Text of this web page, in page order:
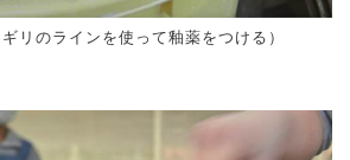
リのラインを使って釉薬をつける）